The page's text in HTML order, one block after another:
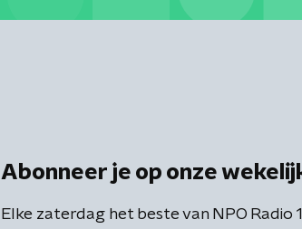
Abonneer je op onze
Elke zaterdag het beste van NPO Radio